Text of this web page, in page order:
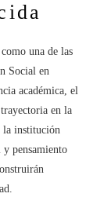
una de las
Social en
académica, el
en la
la institución
y pensamiento